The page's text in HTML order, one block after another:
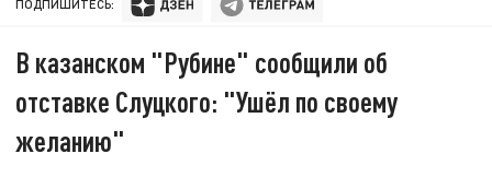
ПОДПИШИТЕСЬ:
В казанском "Рубине" сообщили об
отставке Слуцкого: "Ушёл по своему
желанию"